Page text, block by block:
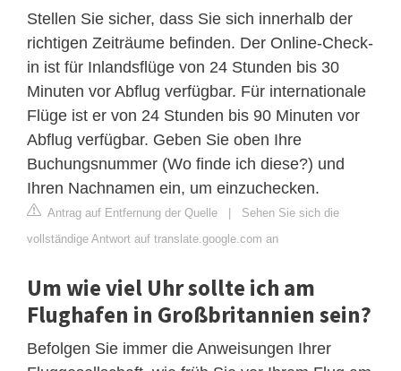
Stellen Sie sicher, dass Sie sich innerhalb der
richtigen Zeiträume befinden. Der Online-Check-
in ist für Inlandsflüge von 24 Stunden bis 30
Minuten vor Abflug verfügbar. Für internationale
Flüge ist er von 24 Stunden bis 90 Minuten vor
Abflug verfügbar. Geben Sie oben Ihre
Buchungsnummer (Wo finde ich diese?) und
Ihren Nachnamen ein, um einzuchecken.
Antrag auf Entfernung der Quelle | Sehen Sie sich die
vollständige Antwort auf translate.google.com an
Um wie viel Uhr sollte ich am
Flughafen in Großbritannien sein?
Befolgen Sie immer die Anweisungen Ihrer